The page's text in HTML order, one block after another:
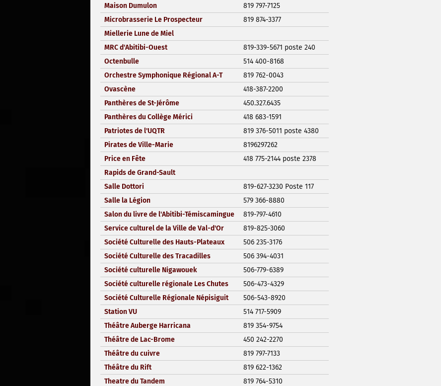
Maison Dumulon
819 797-7125
Microbrasserie Le Prospecteur
819 874-3377
Miellerie Lune de Miel
MRC d'Abitibi-Ouest
819-339-5671 poste 240
Octenbulle
514 400-8168
Orchestre Symphonique Régional A-T
819 762-0043
Ovascène
418-387-2200
Panthères de St-Jérôme
450.327.6435
Panthères du Collège Mérici
418 683-1591
Patriotes de l'UQTR
819 376-5011 poste 4380
Pirates de Ville-Marie
8196297262
Price en Fête
418 775-2144 poste 2378
Rapids de Grand-Sault
Salle Dottori
819-627-3230 Poste 117
Salle la Légion
579 366-8880
Salon du livre de l'Abitibi-Témiscamingue
819-797-4610
Service culturel de la Ville de Val-d'Or
819-825-3060
Société Culturelle des Hauts-Plateaux
506 235-3176
Société Culturelle des Tracadilles
506 394-4031
Société culturelle Nigawouek
506-779-6389
Société culturelle régionale Les Chutes
506-473-4329
Société Culturelle Régionale Népisiguit
506-543-8920
Station VU
514 717-5909
Théâtre Auberge Harricana
819 354-9754
Théâtre de Lac-Brome
450 242-2270
Théâtre du cuivre
819 797-7133
Théâtre du Rift
819 622-1362
Theatre du Tandem
819 764-5310